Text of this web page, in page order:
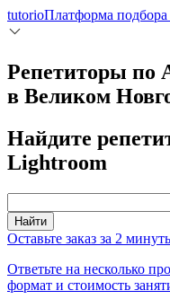
tutorioПлатформа подбора
Репетиторы по
в Великом
Найдите
Lightroom
Найти
Оставьте заказ за 2
Ответьте на несколько
формат и стоимость